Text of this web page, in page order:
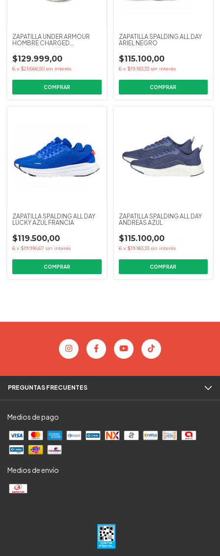
ZAPATILLA UNDER ARMOUR
HOMBRE CHARGED
$129.999,00
6 x $21.666,50 sin interés
COMPRAR
ZAPATILLA SPALDING ALL DAY
ARIEL NEGRO
$115.100,00
6 x $19.183,33 sin interés
COMPRAR
ZAPATILLA SPALDING ALL DAY
LUCKY AZUL FRANCIA
$119.500,00
6 x $19.916,67 sin interés
COMPRAR
ZAPATILLA SPALDING ALL DAY
ANDREAS AZUL
$115.100,00
6 x $19.183,33 sin interés
COMPRAR
PREGUNTAS FRECUENTES
Medios de pago
Medios de envío